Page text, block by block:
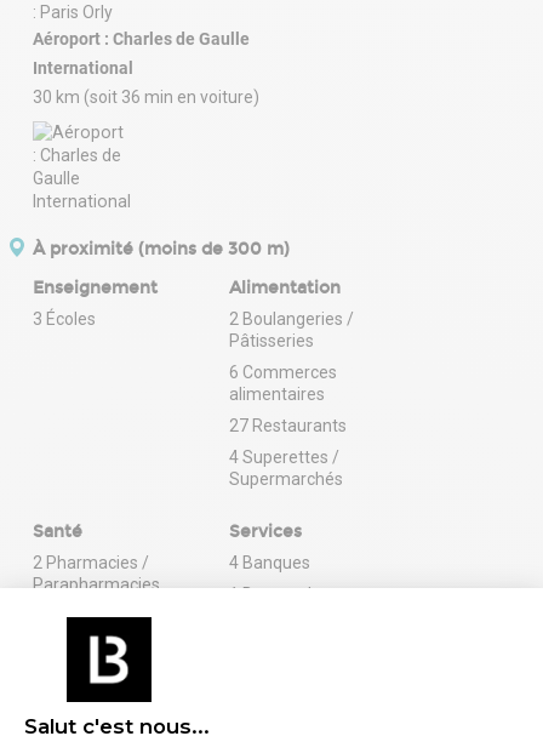
Salut c'est nous...
Aéroport : Charles de Gaulle
International
30 km (soit 36 min en voiture)
À proximité (moins de 300 m)
Enseignement
3 Écoles
Alimentation
2 Boulangeries /
Pâtisseries
6 Commerces
alimentaires
27 Restaurants
4 Superettes /
Supermarchés
Santé
2 Pharmacies /
Parapharmacies
Services
4 Banques
1 Bureau de poste